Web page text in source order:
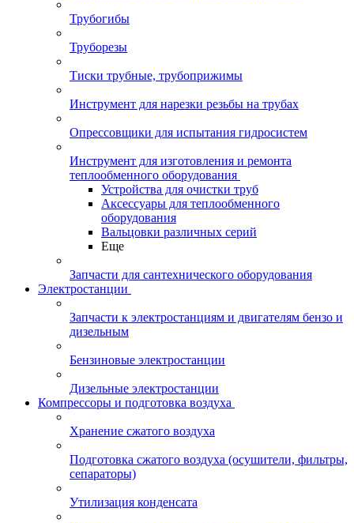
Трубогибы
Труборезы
Тиски трубные, трубоприжимы
Инструмент для нарезки резьбы на трубах
Опрессовщики для испытания гидросистем
Инструмент для изготовления и ремонта
теплообменного оборудования
Устройства для очистки труб
Аксессуары для теплообменного
оборудования
Вальцовки различных серий
Еще
Запчасти для сантехнического оборудования
Электростанции
Запчасти к электростанциям и двигателям бензо и
дизельным
Бензиновые электростанции
Дизельные электростанции
Компрессоры и подготовка воздуха
Хранение сжатого воздуха
Подготовка сжатого воздуха (осушители, фильтры,
сепараторы)
Утилизация конденсата